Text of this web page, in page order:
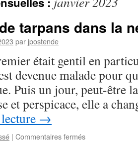
tarpans dans la
par jpostende
était gentil en
devenue malade pour
Puis un jour, peut-être
et perspicace, elle a
→
| Commentaires ferméssur